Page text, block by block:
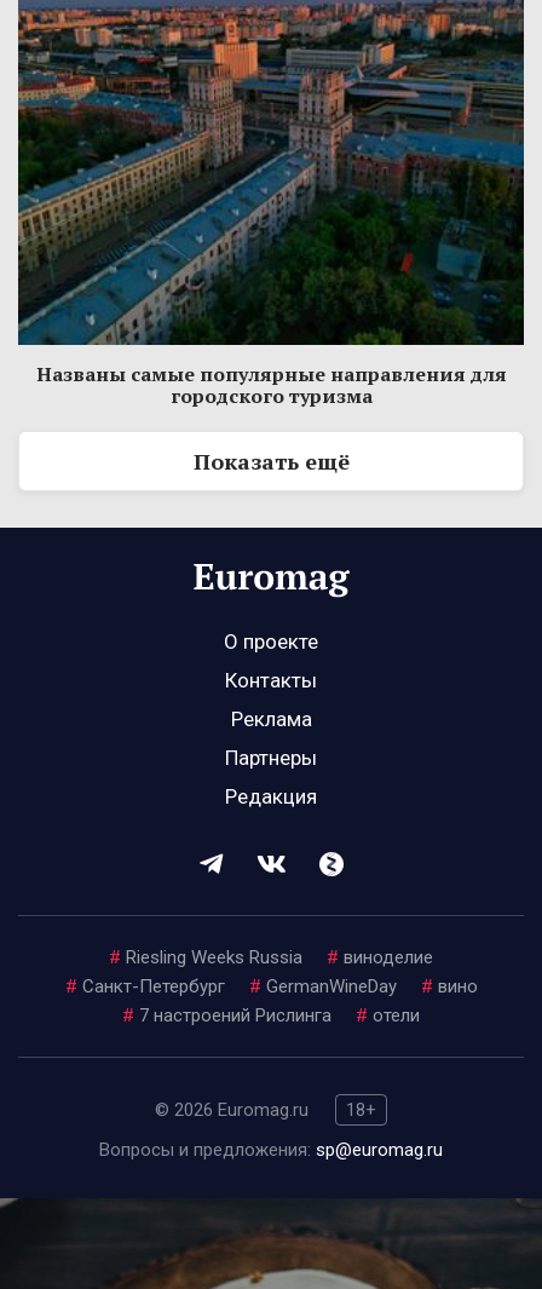
Названы самые популярные направления для
городского туризма
Показать ещё
О проекте
Контакты
Реклама
Партнеры
Редакция
# Riesling Weeks Russia # виноделие
# Санкт-Петербург # GermanWineDay # вино
# 7 настроений Рислинга # отели
© 2026 Euromag.ru
18+
Вопросы и предложения: sp@euromag.ru